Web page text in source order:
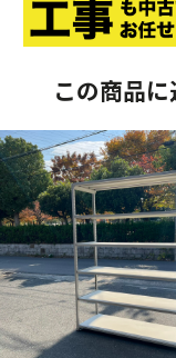
この商品